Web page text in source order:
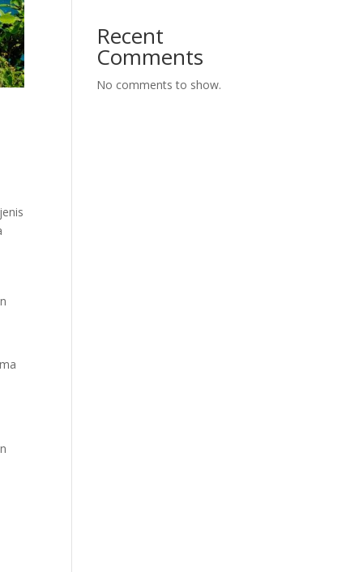
Recent
Comments
No comments to show.